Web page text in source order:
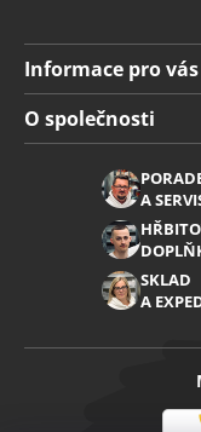
Informace pro vás
Doprava a platba
Obchodní podmínky
Reklamace
Zpracování osobních
O společnosti
A
SKLAD
A